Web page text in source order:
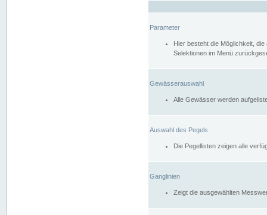
Parameter
Hier besteht die Möglichkeit,
Selektionen im Menü
Gewässerauswahl
Alle Gewässer werden
Auswahl des Pegels
Die Pegellisten zeigen alle
Ganglinien
Zeigt die ausgewählten